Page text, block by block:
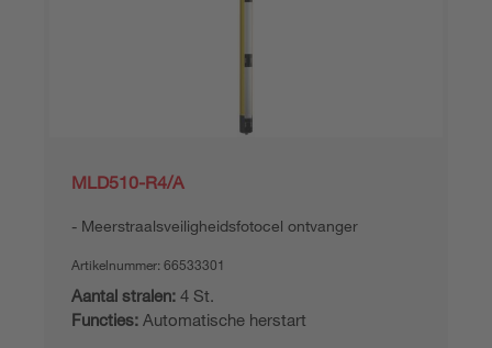
MLD510-R4/A
Meerstraalsveiligheidsfotocel ontvanger
Artikelnummer: 66533301
Aantal stralen: 4 St.
Functies: Automatische herstart